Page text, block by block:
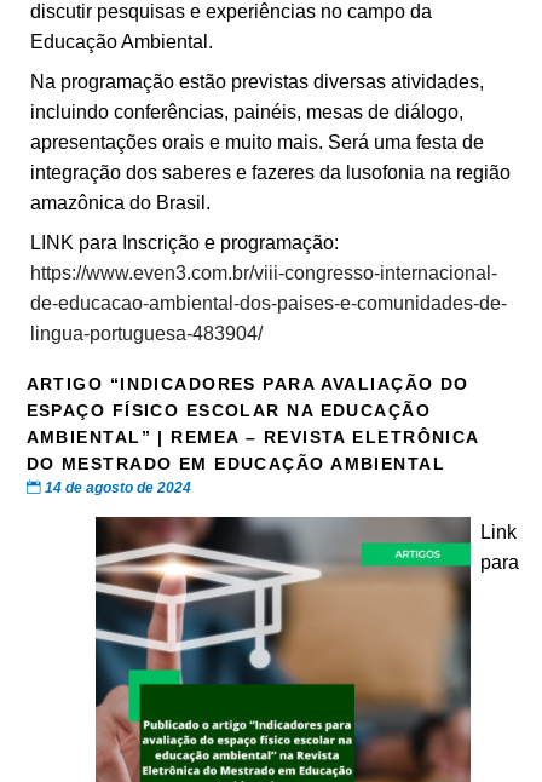
discutir pesquisas e experiências no campo da
Educação Ambiental.
Na programação estão previstas diversas atividades,
incluindo conferências, painéis, mesas de diálogo,
apresentações orais e muito mais. Será uma festa de
integração dos saberes e fazeres da lusofonia na região
amazônica do Brasil.
LINK para Inscrição e programação:
https://www.even3.com.br/viii-congresso-internacional-
de-educacao-ambiental-dos-paises-e-comunidades-de-
lingua-portuguesa-483904/
ARTIGO “INDICADORES PARA AVALIAÇÃO DO
ESPAÇO FÍSICO ESCOLAR NA EDUCAÇÃO
AMBIENTAL” | REMEA – REVISTA ELETRÔNICA
DO MESTRADO EM EDUCAÇÃO AMBIENTAL
14 de agosto de 2024
Link
para